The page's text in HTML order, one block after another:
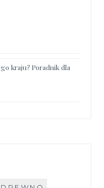
kraju? Poradnik dla